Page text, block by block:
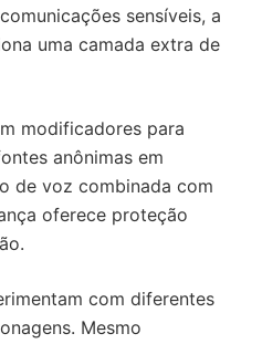
sensíveis, a
uma camada extra de
modificadores para
anônimas em
de voz combinada com
oferece proteção
com diferentes
Mesmo